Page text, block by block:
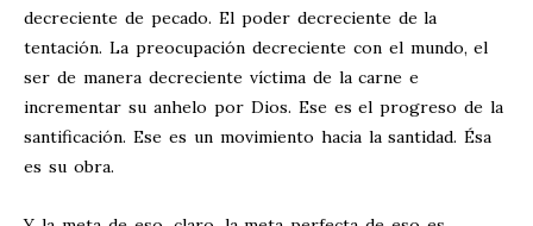
decreciente de pecado. El poder decreciente de la
tentación. La preocupación decreciente con el mundo, el
ser de manera decreciente víctima de la carne e
incrementar su anhelo por Dios. Ese es el progreso de la
santificación. Ese es un movimiento hacia la santidad. Ésa
es su obra.